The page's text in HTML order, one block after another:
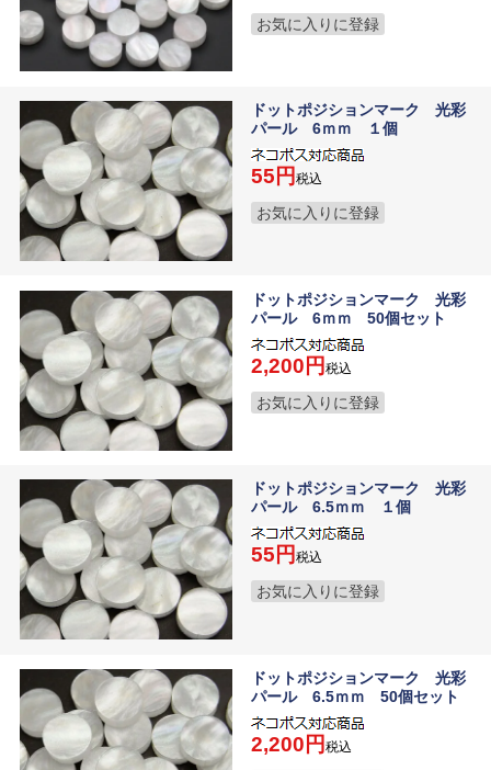
お気に入りに登録
ドットポジションマーク 光彩
パール 6ｍｍ １個
55 税込
お気に入りに登録
ドットポジションマーク 光彩
パール 6ｍｍ 50個セット
2,200 税込
お気に入りに登録
ドットポジションマーク 光彩
パール 6.5ｍｍ １個
55 税込
お気に入りに登録
ドットポジションマーク 光彩
パール 6.5ｍｍ 50個セット
2,200 税込